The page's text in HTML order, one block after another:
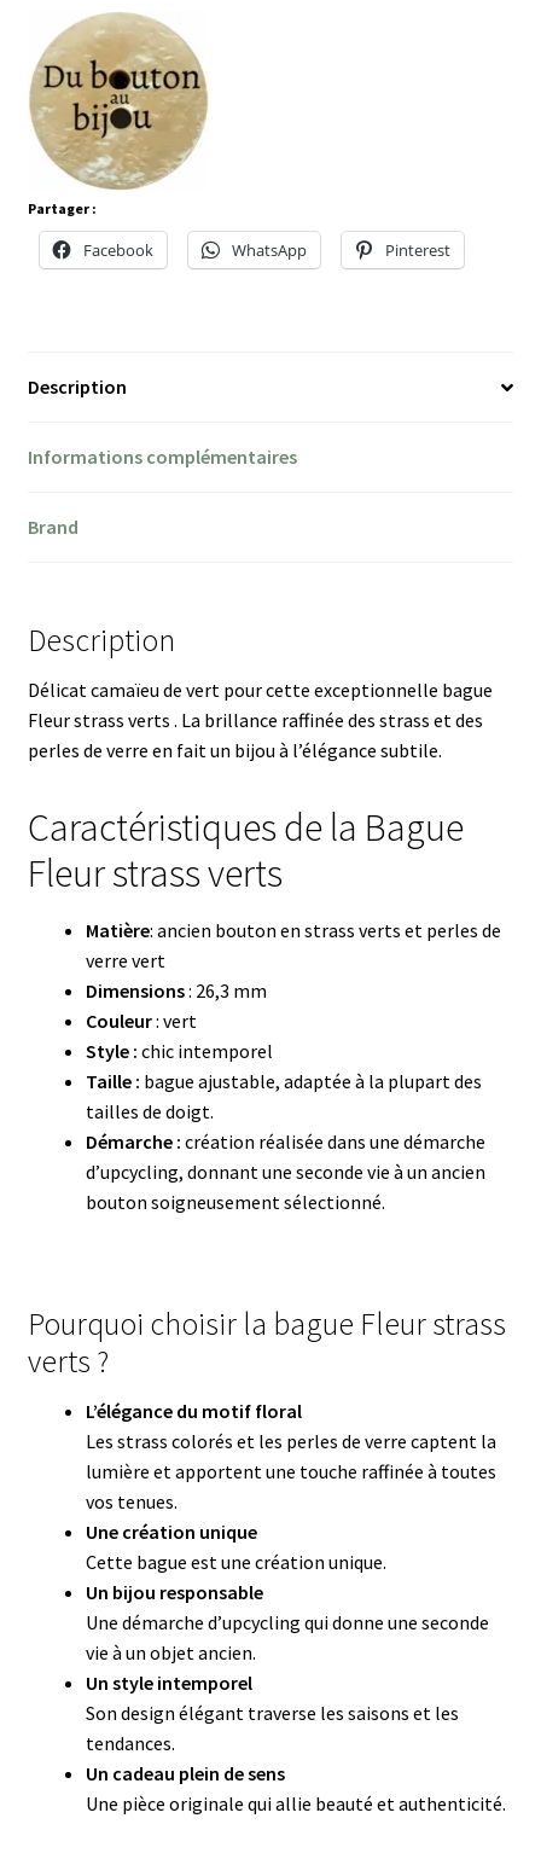
Partager :
Facebook WhatsApp Pinterest
Description
Informations complémentaires
Brand
Description
Délicat camaïeu de vert pour cette exceptionnelle bague
Fleur strass verts . La brillance raffinée des strass et des
perles de verre en fait un bijou à l’élégance subtile.
Caractéristiques de la Bague
Fleur strass verts
Matière: ancien bouton en strass verts et perles de
verre vert
Dimensions: 26,3 mm
Couleur: vert
Style : chic intemporel
Taille : bague ajustable, adaptée à la plupart des
tailles de doigt.
Démarche : création réalisée dans une démarche
d’upcycling, donnant une seconde vie à un ancien
bouton soigneusement sélectionné.
Pourquoi choisir la bague Fleur strass
verts ?
L’élégance du motif floral
Les strass colorés et les perles de verre captent la
lumière et apportent une touche raffinée à toutes
vos tenues.
Une création unique
Cette bague est une création unique.
Un bijou responsable
Une démarche d’upcycling qui donne une seconde
vie à un objet ancien.
Un style intemporel
Son design élégant traverse les saisons et les
tendances.
Un cadeau plein de sens
Une pièce originale qui allie beauté et authenticité.